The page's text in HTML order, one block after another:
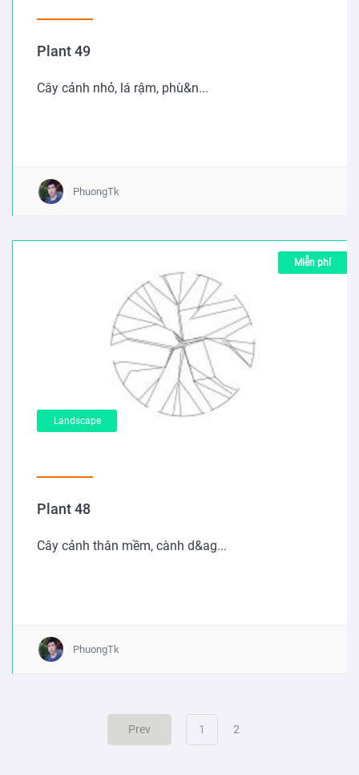
Plant 49
Cây cảnh nhỏ, lá rậm, phù&n...
PhuongTk
Landscape
Miễn phí
Plant 48
Cây cảnh thân mềm, cành d&ag...
PhuongTk
Prev 1 (current)
2